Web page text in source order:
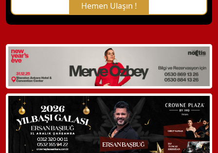
Hemen Ulaşın !
X Kapat
WhatsApp ile Bilgi Alın
Hemen Arayın
Detaylı Bilgi Alın